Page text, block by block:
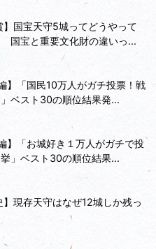
国宝天守5城ってどうやって
国宝と重要文化財の違いっ...
】「国民10万人がガチ投票！戦
ベスト30の順位結果発...
】「お城好き１万人がガチで投
」ベスト30の順位結果...
現存天守はなぜ12城しか残っ